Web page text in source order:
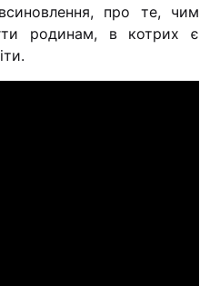
“#Усинови_ТИ”
про те, чим
родинам, в котрих є